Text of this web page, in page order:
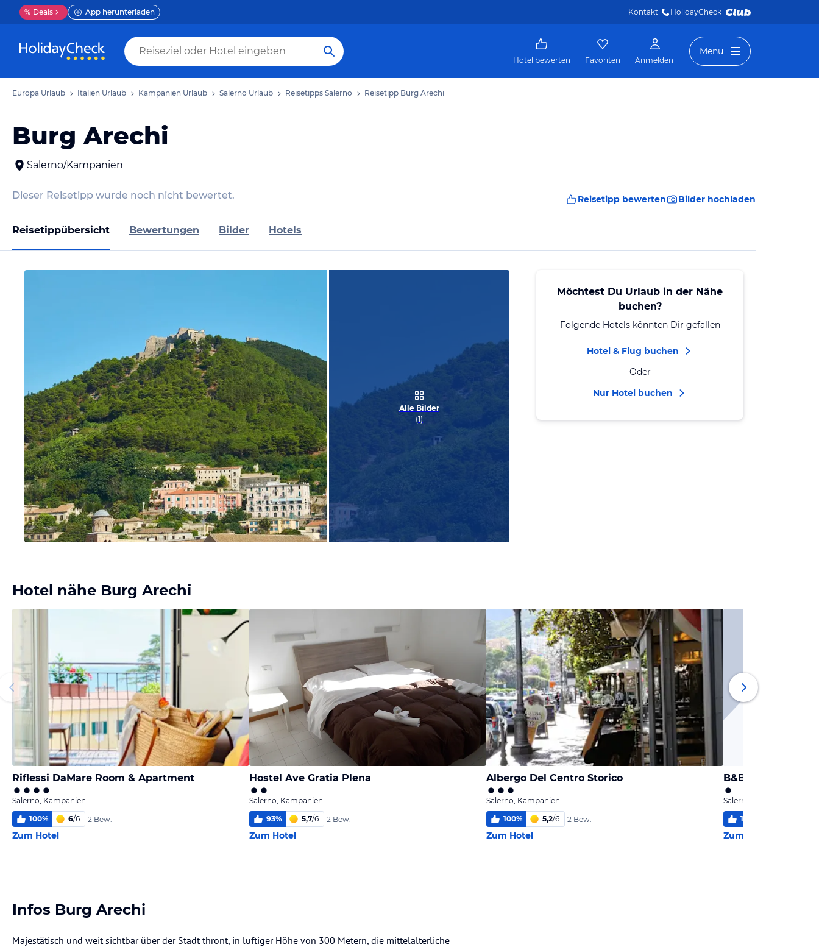
% Deals App herunterladen Kontakt HolidayCheck
Hotel bewerten Favoriten Anmelden
Menü
Europa Urlaub Italien Urlaub Kampanien Urlaub Salerno Urlaub Reisetipps Salerno Reisetipp Burg Arechi
Burg Arechi
Salerno/Kampanien
Dieser Reisetipp wurde noch nicht bewertet. Reisetipp bewerten Bilder hochladen
Reisetippübersicht Bewertungen Bilder Hotels
Alle Bilder
(1)
Möchtest Du Urlaub in der Nähe
buchen?
Folgende Hotels könnten Dir gefallen
Hotel & Flug buchen
Oder
Nur Hotel buchen
Hotel nähe Burg Arechi
Riflessi DaMare Room & Apartment
Salerno, Kampanien
100% 6/6 2 Bew.
Zum Hotel
Hostel Ave Gratia Plena
Salerno, Kampanien
93% 5,7/6 2 Bew.
Zum Hotel
Albergo Del Centro Storico
Salerno, Kampanien
100% 5,2/6 2 Bew.
Zum Hotel
B&B Santa Lucia
Salerno, Kampanien
100
Zum Hotel
Infos Burg Arechi
Majestätisch und weit sichtbar über der Stadt thront, in luftiger Höhe von 300 Metern, die mittelalterliche